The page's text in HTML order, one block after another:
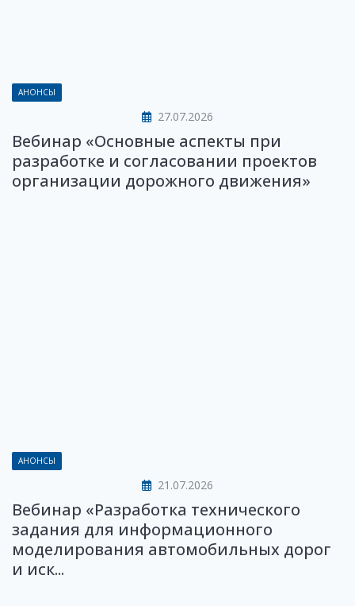
АНОНСЫ
27.07.2026
Вебинар «Основные аспекты при
разработке и согласовании проектов
организации дорожного движения»
АНОНСЫ
21.07.2026
Вебинар «Разработка технического
задания для информационного
моделирования автомобильных дорог
и иск...